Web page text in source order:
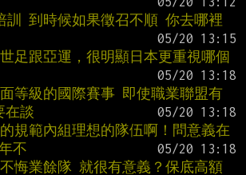
訓 到時候如果徵召不順 你去哪裡
足跟亞運，很明顯日本更重視哪個
等級的國際賽事 即使職業聯盟有
在談
規範內組理想的隊伍啊！問意義在
不
悔業餘隊 就很有意義？保底高額